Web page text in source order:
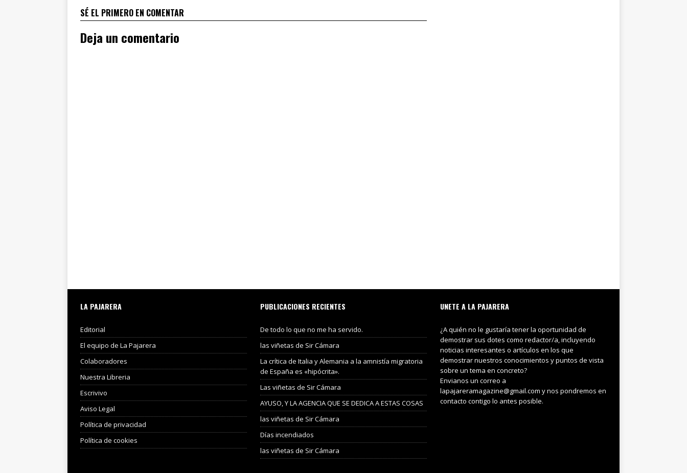
SÉ EL PRIMERO EN COMENTAR
Deja un comentario
LA PAJARERA
Editorial
El equipo de La Pajarera
Colaboradores
Nuestra Libreria
Escrivivo
Aviso Legal
Política de privacidad
Política de cookies
PUBLICACIONES RECIENTES
De todo lo que no me ha servido.
las viñetas de Sir Cámara
La crítica de Italia y Alemania a la amnistía migratoria
de España es «hipócrita».
Las viñetas de Sir Cámara
AYUSO, Y LA AGENCIA QUE SE DEDICA A ESTAS COSAS
las viñetas de Sir Cámara
Días incendiados
las viñetas de Sir Cámara
UNETE A LA PAJARERA
¿A quién no le gustaría tener la oportunidad de
demostrar sus dotes como redactor/a, incluyendo
noticias interesantes o artículos en los que
demostrar nuestros conocimientos y puntos de vista
sobre un tema en concreto?
Envianos un correo a
lapajareramagazine@gmail.com y nos pondremos en
contacto contigo lo antes posible.